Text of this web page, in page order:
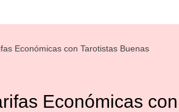
Económicas con Tarotistas Buenas
Económicas